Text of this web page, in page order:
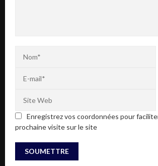
Enregistrez vos coordonnées pour
prochaine visite sur le site